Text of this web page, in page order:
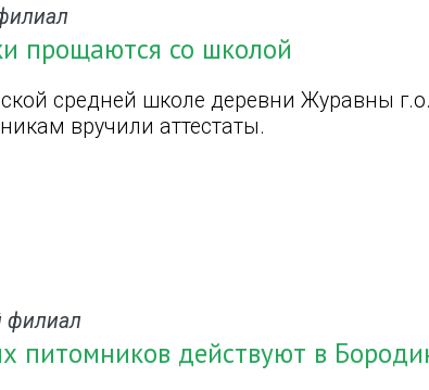
прощаются со школой
средней школе деревни Журавны
вручили аттестаты.
филиал
питомников действуют в